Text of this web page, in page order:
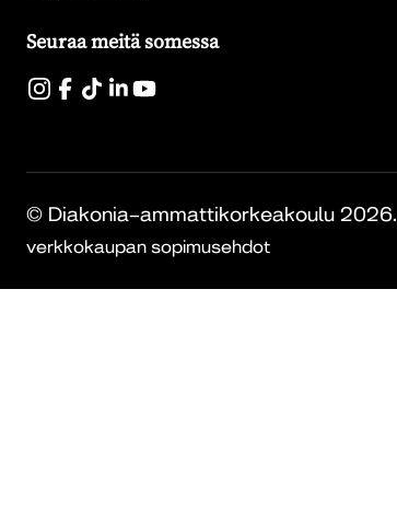
Seuraa meitä somessa
© Diakonia–ammattikorkeakoulu 2026.
verkkokaupan sopimusehdot